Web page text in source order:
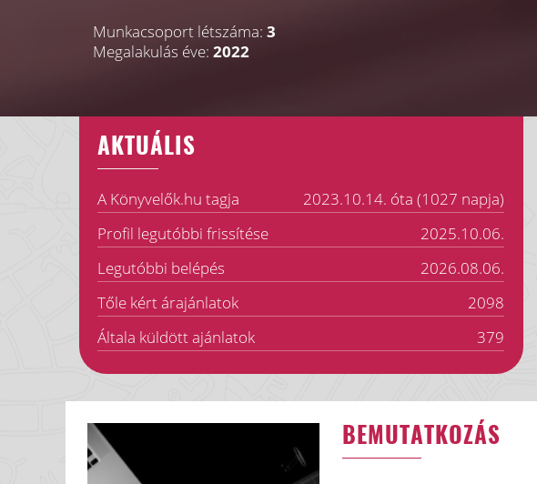
Munkacsoport létszáma: 3
Megalakulás éve: 2022
AKTUÁLIS
A Könyvelők.hu tagja
2023.10.14. óta (1027 napja)
Profil legutóbbi frissítése
2025.10.06.
Legutóbbi belépés
2026.08.06.
Tőle kért árajánlatok
2098
Általa küldött ajánlatok
379
BEMUTATKOZÁS